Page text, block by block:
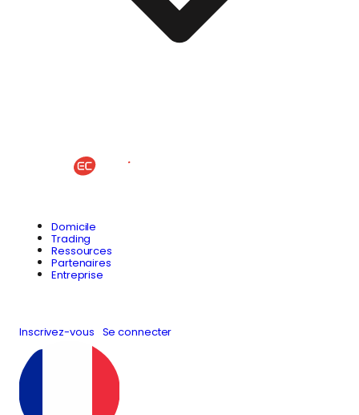
Domicile
Trading
Ressources
Partenaires
Entreprise
Inscrivez-vous Se connecter